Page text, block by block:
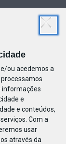
ou acedemos a
informações
e
e conteúdos,
Com a
usar
através da